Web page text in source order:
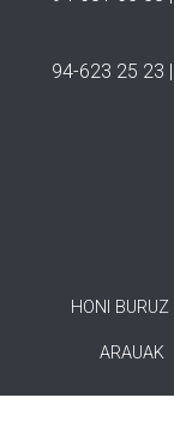
94-623 25 23 |
HONI BURUZ
ARAUAK